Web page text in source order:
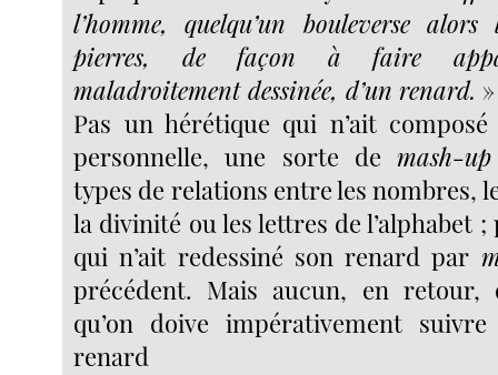
l’homme, quelqu’un bouleverse alors
pierres, de façon à faire
maladroitement dessinée, d’un renard.
Pas un hérétique qui n’ait
personnelle, une sorte de mash-up
types de relations entre les nombres,
la divinité ou les lettres de l’alphabet
qui n’ait redessiné son renard par
précédent. Mais aucun, en retour,
qu’on doive impérativement
renard